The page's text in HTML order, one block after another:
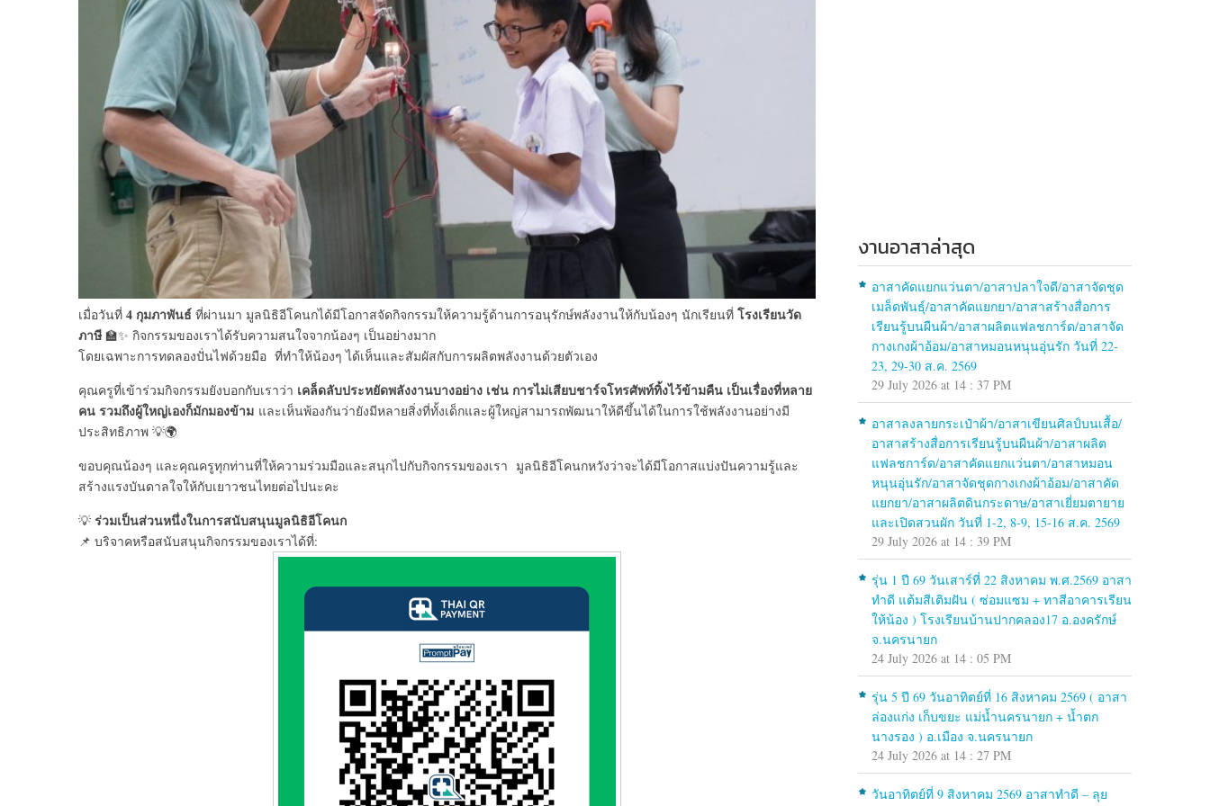
เมื่อวันที่ 4 กุมภาพันธ์ ที่ผ่านมา มูลนิธิอีโคนกได้มีโอกาสจัดกิจกรรมให้ความรู้ด้านการอนุรักษ์พลังงานให้กับน้องๆ นักเรียนที่ โรงเรียนวัด
ภาษี 🏫✨ กิจกรรมของเราได้รับความสนใจจากน้องๆ เป็นอย่างมาก
โดยเฉพาะการทดลองปั่นไฟด้วยมือ ที่ทำให้น้องๆ ได้เห็นและสัมผัสกับการผลิตพลังงานด้วยตัวเอง
คุณครูที่เข้าร่วมกิจกรรมยังบอกกับเราว่า เคล็ดลับประหยัดพลังงานบางอย่าง เช่น การไม่เสียบชาร์จโทรศัพท์ทิ้งไว้ข้ามคืน เป็นเรื่องที่หลาย
คน รวมถึงผู้ใหญ่เองก็มักมองข้าม และเห็นพ้องกันว่ายังมีหลายสิ่งที่ทั้งเด็กและผู้ใหญ่สามารถพัฒนาให้ดีขึ้นได้ในการใช้พลังงานอย่างมี
ประสิทธิภาพ 💡🌍
ขอบคุณน้องๆ และคุณครูทุกท่านที่ให้ความร่วมมือและสนุกไปกับกิจกรรมของเรา มูลนิธิอีโคนกหวังว่าจะได้มีโอกาสแบ่งปันความรู้และ
สร้างแรงบันดาลใจให้กับเยาวชนไทยต่อไปนะคะ
💡 ร่วมเป็นส่วนหนึ่งในการสนับสนุนมูลนิธิอีโคนก
📌 บริจาคหรือสนับสนุนกิจกรรมของเราได้ที่:
งานอาสาล่าสุด
อาสาคัดแยกแว่นตา/อาสาปลาใจดี/อาสาจัดชุด
เมล็ดพันธุ์/อาสาคัดแยกยา/อาสาสร้างสื่อการ
เรียนรู้บนผืนผ้า/อาสาผลิตแฟลชการ์ด/อาสาจัด
กางเกงผ้าอ้อม/อาสาหมอนหนุนอุ่นรัก วันที่ 22-
23, 29-30 ส.ค. 2569
29 July 2026 at 14 : 37 PM
อาสาลงลายกระเป๋าผ้า/อาสาเขียนศิลป์บนเสื้อ/
อาสาสร้างสื่อการเรียนรู้บนผืนผ้า/อาสาผลิต
แฟลชการ์ด/อาสาคัดแยกแว่นตา/อาสาหมอน
หนุนอุ่นรัก/อาสาจัดชุดกางเกงผ้าอ้อม/อาสาคัด
แยกยา/อาสาผลิตดินกระดาษ/อาสาเยี่ยมตายาย
และเปิดสวนผัก วันที่ 1-2, 8-9, 15-16 ส.ค. 2569
29 July 2026 at 14 : 39 PM
รุ่น 1 ปี 69 วันเสาร์ที่ 22 สิงหาคม พ.ศ.2569 อาสา
ทำดี แต้มสีเติมฝัน ( ซ่อมแซม + ทาสีอาคารเรียน
ให้น้อง ) โรงเรียนบ้านปากคลอง17 อ.องครักษ์
จ.นครนายก
24 July 2026 at 14 : 05 PM
รุ่น 5 ปี 69 วันอาทิตย์ที่ 16 สิงหาคม 2569 ( อาสา
ล่องแก่ง เก็บขยะ แม่น้ำนครนายก + น้ำตก
นางรอง ) อ.เมือง จ.นครนายก
24 July 2026 at 14 : 27 PM
วันอาทิตย์ที่ 9 สิงหาคม 2569 อาสาทำดี – ลุย